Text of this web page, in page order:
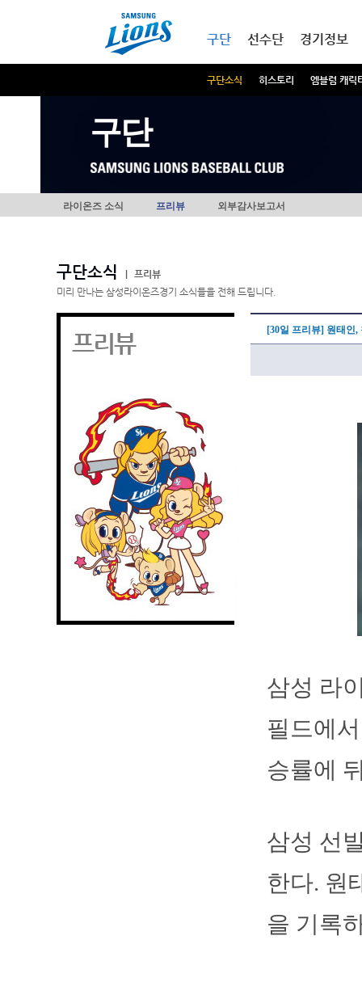
구단
구단소식 히스토리 엠블럼 캐릭
선수단 경기정보
구단
라이온즈 소식 프리뷰 외부감사보고서
구단소식
프리뷰
미리 만나는 삼성라이온즈경기 소식들을 전해 드립니다.
프리뷰 [30일 프리뷰] 원태인,
삼성 라
필드에
승률에
삼성 선
한다. 원
을 기록